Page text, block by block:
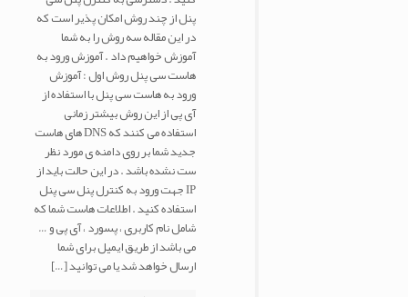
پنل از چند روش امکان پذیر است که
در این مقاله سه روش را به شما
آموزش خواهیم داد . آموزش ورود به
هاست سی پنل روش اول : آموزش
ورود به هاست سی پنل با استفاده از
آی پی از این روش بیشتر زمانی
استفاده می کنند که DNS های هاست
جدید شما بر روی دامنه ی مورد نظر
ست نشده باشد . در این حالت باید از
IP جهت ورود به کنترل پنل سی پنل
استفاده کنید . اطلاعات هاست شما که
شامل نام کاربری ، پسورد ، آی پی و …
می باشد از طریق ایمیل برای شما
ارسال خواهد شد یا می توانید[…]